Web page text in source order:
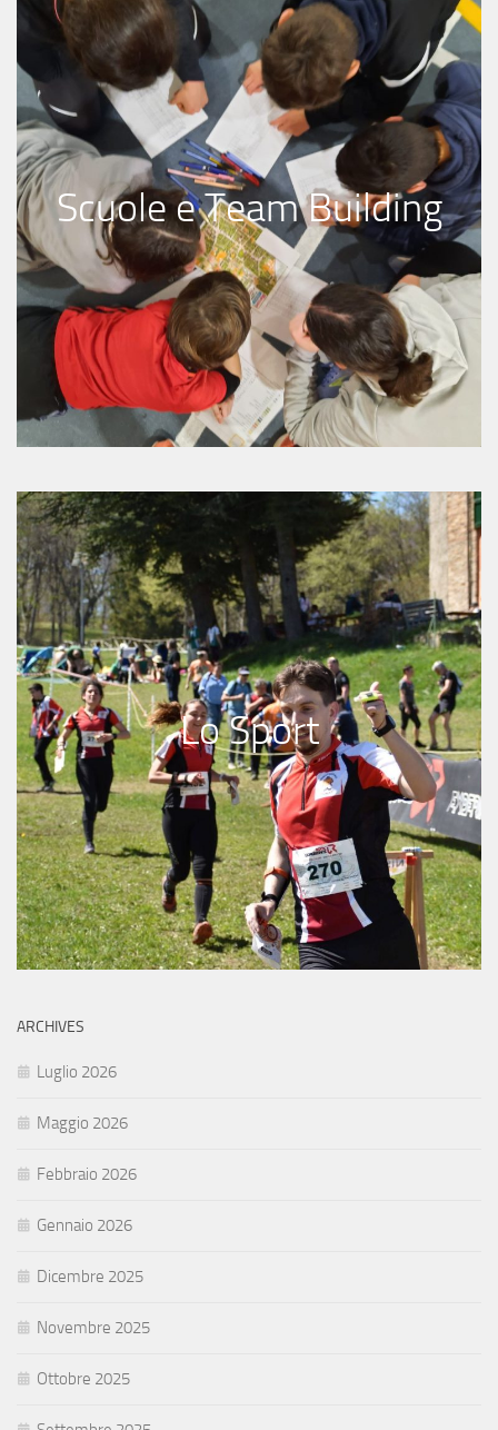
Scuole e Team Building
Lo Sport
ARCHIVES
Luglio 2026
Maggio 2026
Febbraio 2026
Gennaio 2026
Dicembre 2025
Novembre 2025
Ottobre 2025